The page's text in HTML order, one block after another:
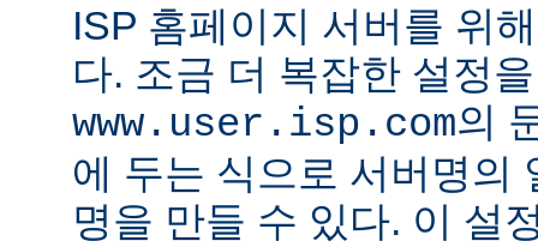
ISP 홈페이지 서버를 위
다. 조금 더 복잡한 설정
www.user.isp.com의
에 두는 식으로 서버명의
명을 만들 수 있다. 이 설